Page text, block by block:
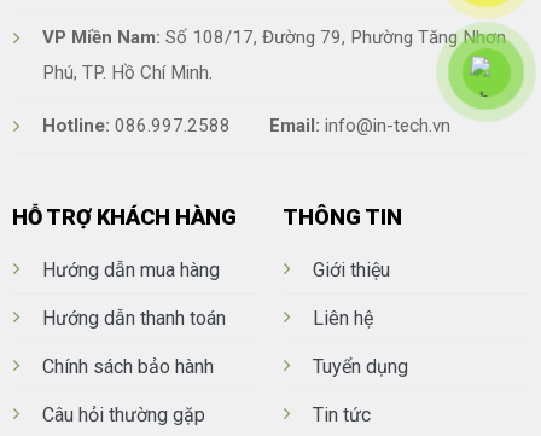
VP Miền Nam: Số 108/17, Đường 79, Phường Tăng Nhơn
Phú, TP. Hồ Chí Minh.
Hotline: 086.997.2588 Email: info@in-tech.vn
HỖ TRỢ KHÁCH HÀNG
Hướng dẫn mua hàng
Hướng dẫn thanh toán
Chính sách bảo hành
Câu hỏi thường gặp
THÔNG TIN
Giới thiệu
Liên hệ
Tuyển dụng
Tin tức